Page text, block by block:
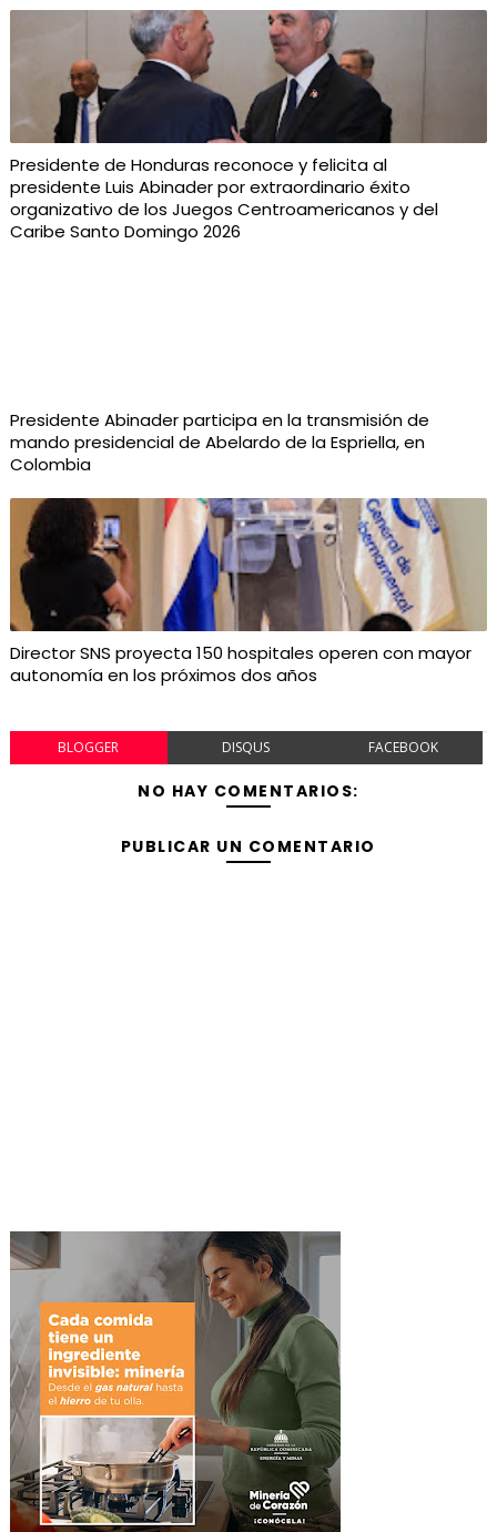
Presidente de Honduras reconoce y felicita al
presidente Luis Abinader por extraordinario éxito
organizativo de los Juegos Centroamericanos y del
Caribe Santo Domingo 2026
Presidente Abinader participa en la transmisión de
mando presidencial de Abelardo de la Espriella, en
Colombia
Director SNS proyecta 150 hospitales operen con mayor
autonomía en los próximos dos años
BLOGGER DISQUS FACEBOOK
NO HAY COMENTARIOS:
PUBLICAR UN COMENTARIO